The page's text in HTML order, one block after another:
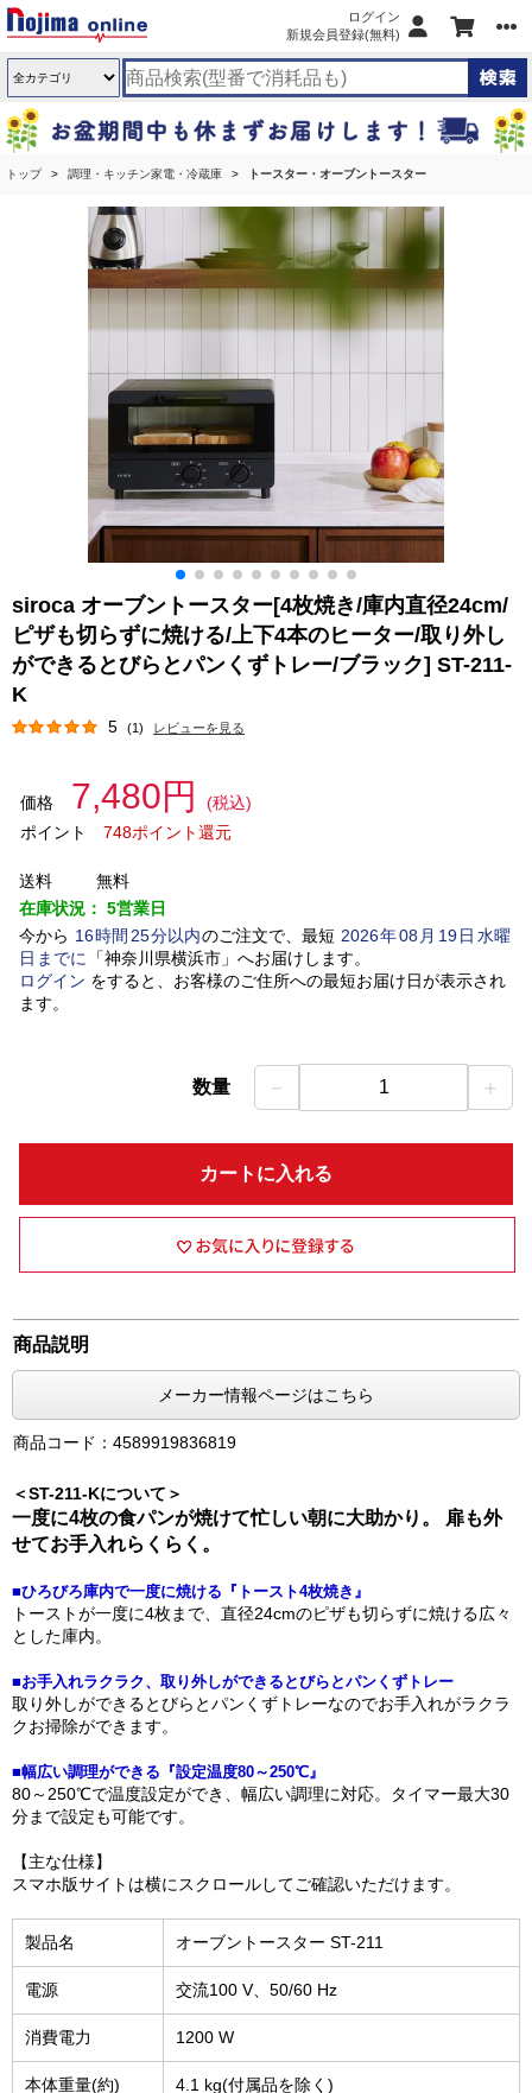
ログイン
新規会員登録(無料)
トップ 調理・キッチン家電・冷蔵庫 トースター・オーブントースター
siroca オーブントースター[4枚焼き/庫内直径24cm/
ピザも切らずに焼ける/上下4本のヒーター/取り外し
ができるとびらとパンくずトレー/ブラック] ST-211-
K
5 (1) レビューを見る
価格 7,480円
(税込)
ポイント
748ポイント還元
送料
無料
在庫状況： 5営業日
今から 16時間 25分以内のご注文で、最短 2026年08 月 19日水曜
日 までに 「神奈川県横浜市」 へお届けします。
ログイン をすると、お客様のご住所への最短お届け日が表示され
ます。
数量 － 1 ＋
カートに入れる
商品説明
メーカー情報ページはこちら
商品コード：4589919836819
＜ST-211-Kについて＞
一度に4枚の食パンが焼けて忙しい朝に大助かり。 扉も外
せてお手入れらくらく。
■ひろびろ庫内で一度に焼ける『トースト4枚焼き』
トーストが一度に4枚まで、直径24cmのピザも切らずに焼ける広々
とした庫内。
■お手入れラクラク、取り外しができるとびらとパンくずトレー
取り外しができるとびらとパンくずトレーなのでお手入れがラクラ
クお掃除ができます。
■幅広い調理ができる『設定温度80～250℃』
80～250℃で温度設定ができ、幅広い調理に対応。タイマー最大30
分まで設定も可能です。
【主な仕様】
スマホ版サイトは横にスクロールしてご確認いただけます。
製品名 オーブントースター ST-211
電源 交流100 V、50/60 Hz
消費電力 1200 W
本体重量(約) 4.1 kg(付属品を除く)